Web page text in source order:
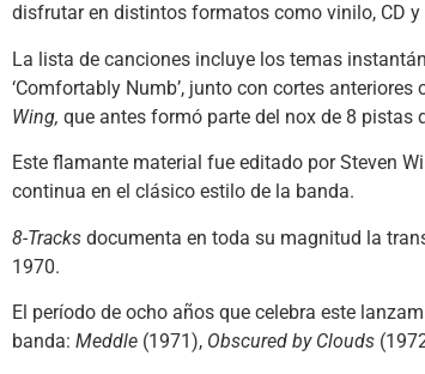
disfrutar en distintos formatos como vinilo, CD
La lista de canciones incluye los temas
‘Comfortably Numb’, junto con cortes anteriores
Wing, que antes formó parte del nox de 8 pistas
Este flamante material fue editado por Steven
continua en el clásico estilo de la banda.
8-Tracks documenta en toda su magnitud la
1970.
El período de ocho años que celebra este
banda: Meddle (1971), Obscured by Clouds